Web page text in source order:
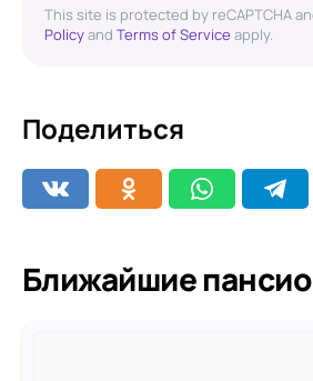
This site is protected by reCAPTCHA
Policyand Terms of Service apply.
Поделиться
Ближайшие